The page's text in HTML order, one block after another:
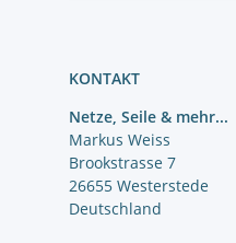
KONTAKT
Netze, Seile & mehr...
Markus Weiss
Brookstrasse 7
26655 Westerstede
Deutschland